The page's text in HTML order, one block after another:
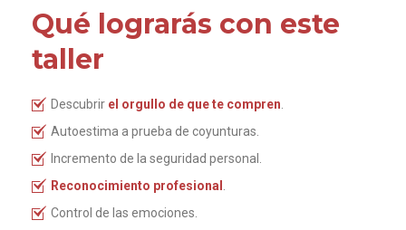
Qué lograrás con este
taller
Descubrir el orgullo de que te compren
Autoestima a prueba de coyunturas.
Incremento de la seguridad personal.
Reconocimiento profesional
Control de las emociones.